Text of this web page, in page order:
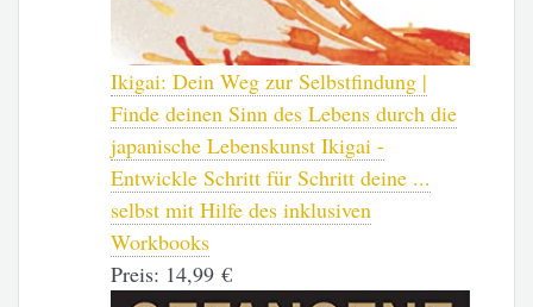
Ikigai: Dein Weg zur Selbstfindung |
Finde deinen Sinn des Lebens durch die
japanische Lebenskunst Ikigai -
Entwickle Schritt für Schritt deine ...
selbst mit Hilfe des inklusiven
Workbooks
Preis: 14,99 €